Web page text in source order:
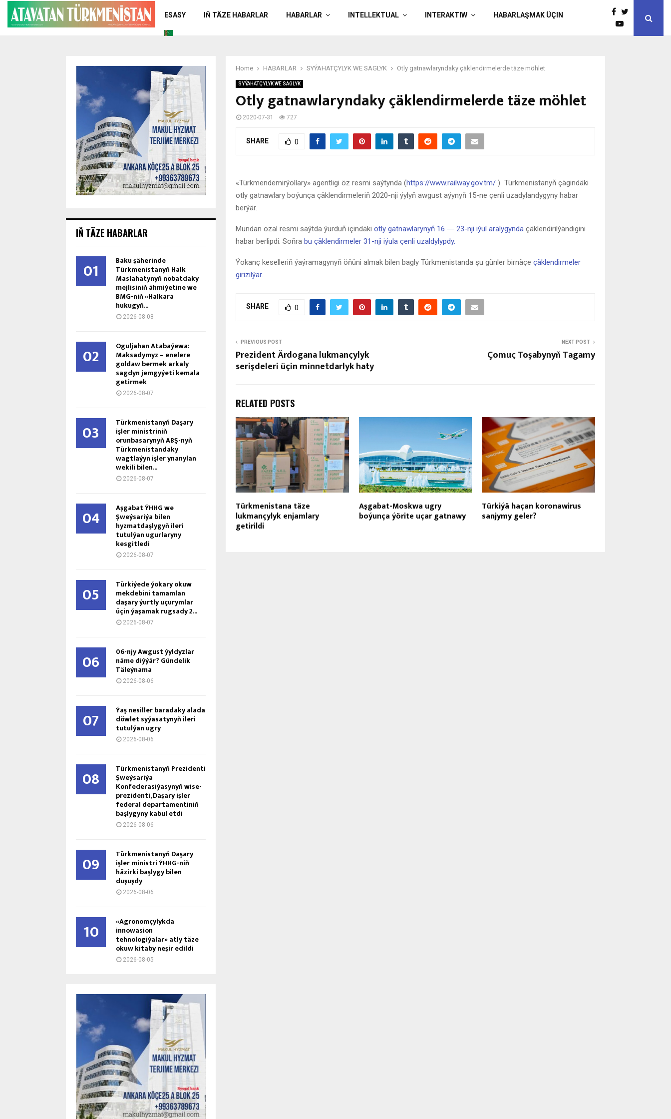
ESASY IŇ TÄZE HABARLAR HABARLAR INTELLEKTUAL INTERAKTIW HABARLAŞMAK ÜÇIN
Home HABARLAR SYÝAHATÇYLYK WE SAGLYK Otly gatnawlaryndaky çäklendirmelerde täze möhlet
SYÝAHATÇYLYK WE SAGLYK
Otly gatnawlaryndaky çäklendirmelerde täze möhlet
2020-07-31 727
SHARE 0
«Türkmendemirýollary» agentligi öz resmi saýtynda (https://www.railway.gov.tm/ ) Türkmenistanyň çägindäki
otly gatnawlary boýunça çäklendirmeleriň 2020-nji ýylyň awgust aýynyň 15-ne çenli uzadylandygyny habar
berýär.
Mundan ozal resmi saýtda ýurduň içindäki otly gatnawlarynyň 16 ― 23-nji iýul aralygynda çäklendirilýändigini
habar berlipdi. Soňra bu çäklendirmeler 31-nji iýula çenli uzaldylypdy.
Ýokanç keselleriň ýaýramagynyň öňüni almak bilen bagly Türkmenistanda şu günler birnäçe çäklendirmeler
girizilýär.
SHARE 0
PREVIOUS POST
Prezident Ärdogana lukmançylyk
serişdeleri üçin minnetdarlyk haty
NEXT POST
Çomuç Toşabynyň Tagamy
RELATED POSTS
Türkmenistana täze
lukmançylyk enjamlary
getirildi
Aşgabat-Moskwa ugry
boýunça ýörite uçar gatnawy
Türkiýä haçan koronawirus
sanjymy geler?
IŇ TÄZE HABARLAR
01 Baku şäherinde
Türkmenistanyň Halk
Maslahatynyň nobatdaky
mejlisiniň ähmiýetine we
BMG-niň «Halkara
hukugyň...
2026-08-08
02 Oguljahan Atabaýewa:
Maksadymyz – enelere
goldaw bermek arkaly
sagdyn jemgyýeti kemala
getirmek
2026-08-07
03 Türkmenistanyň Daşary
işler ministriniň
orunbasarynyň ABŞ-nyň
Türkmenistandaky
wagtlaýyn işler ynanylan
wekili bilen...
2026-08-07
04 Aşgabat ÝHHG we
Şweýsariýa bilen
hyzmatdaşlygyň ileri
tutulýan ugurlaryny
kesgitledi
2026-08-07
05 Türkiýede ýokary okuw
mekdebini tamamlan
daşary ýurtly uçurymlar
üçin ýaşamak rugsady 2...
2026-08-07
06 06-njy Awgust ýyldyzlar
näme diýýär? Gündelik
Täleýnama
2026-08-06
07 Ýaş ne­sil­ler ba­ra­da­ky ala­da
döw­let sy­ýa­sa­ty­nyň ile­ri
tu­tul­ýan ug­ry
2026-08-06
08 Türkmenistanyň Prezidenti
Şweýsariýa
Konfederasiýasynyň wise-
prezidenti, Daşary işler
federal departamentiniň
başlygyny kabul etdi
2026-08-06
09 Türkmenistanyň Daşary
işler ministri ÝHHG-niň
häzirki başlygy bilen
duşuşdy
2026-08-06
10 «Agronomçylykda
innowasion
tehnologiýalar» atly täze
okuw kitaby neşir edildi
2026-08-05